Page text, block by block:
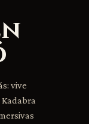
vive
Kadabra